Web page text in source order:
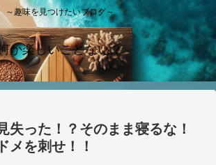
～趣味を見つけたいブログ～
か楽しいことない？
失った！？そのまま寝るな！
メを刺せ！！